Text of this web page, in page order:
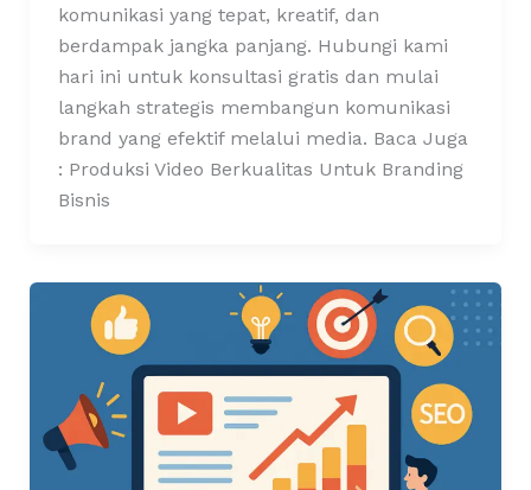
komunikasi yang tepat, kreatif, dan
berdampak jangka panjang. Hubungi kami
hari ini untuk konsultasi gratis dan mulai
langkah strategis membangun komunikasi
brand yang efektif melalui media. Baca Juga
: Produksi Video Berkualitas Untuk Branding
Bisnis